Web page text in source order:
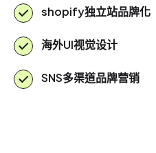
shopify独立站品牌化
海外UI视觉设计
SNS多渠道品牌营销